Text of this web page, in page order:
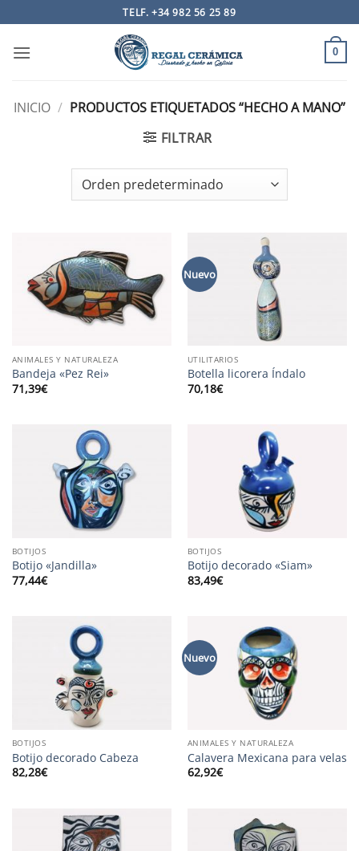
al
contenido
TELF. +34 982 56 25 89
0
INICIO / PRODUCTOS ETIQUETADOS “HECHO A MANO”
FILTRAR
ANIMALES Y NATURALEZA
Bandeja «Pez Rei»
71,39€
Nuevo
UTILITARIOS
Botella licorera Índalo
70,18€
BOTIJOS
Botijo «Jandilla»
77,44€
BOTIJOS
Botijo decorado «Siam»
83,49€
BOTIJOS
Botijo decorado Cabeza
82,28€
Nuevo
ANIMALES Y NATURALEZA
Calavera Mexicana para velas
62,92€